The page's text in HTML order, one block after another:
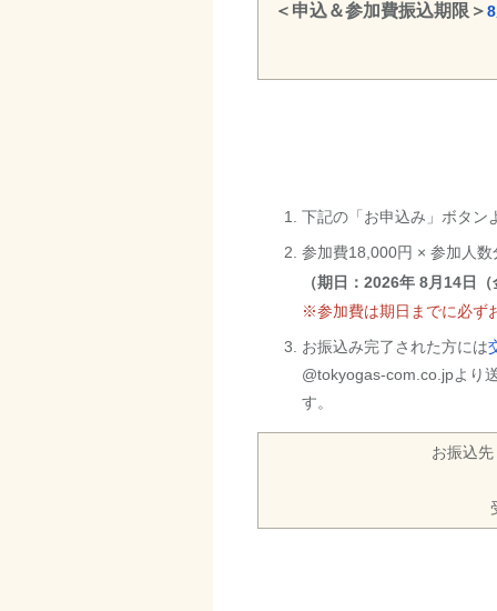
＜申込＆参加費振込期限＞
下記の「お申込み」ボタン
参加費18,000円 × 参加人
（期日：2026年 8月14日
※参加費は期日までに必ず
お振込み完了された方には
@tokyogas-com.co.jpより
す。
お振込